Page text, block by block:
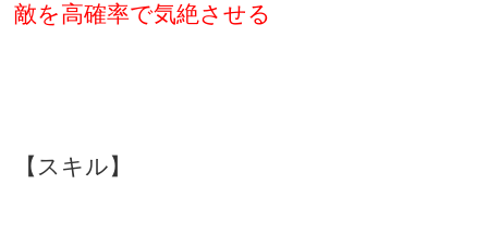
敵を高確率で気絶させる
【スキル】